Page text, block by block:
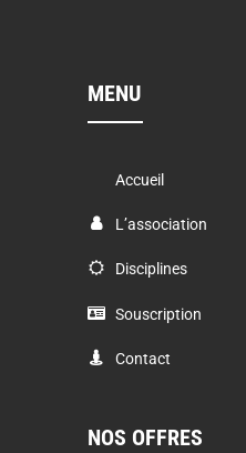
MENU
Accueil
L’association
Disciplines
Souscription
Contact
NOS OFFRES